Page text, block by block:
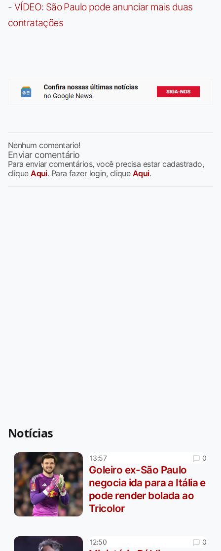
- VÍDEO: São Paulo pode anunciar mais duas
contratações
Nenhum comentario!
Enviar comentário
Para enviar comentários, você precisa estar cadastrado,
cliqueAqui. Para fazer login, clique Aqui.
Notícias
13:57 0
Goleiro ex-São Paulo
negocia ida para a Itália e
pode render bolada ao
Tricolor
12:50 0